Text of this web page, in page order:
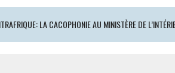
LA CACOPHONIE AU MINISTÈRE DE